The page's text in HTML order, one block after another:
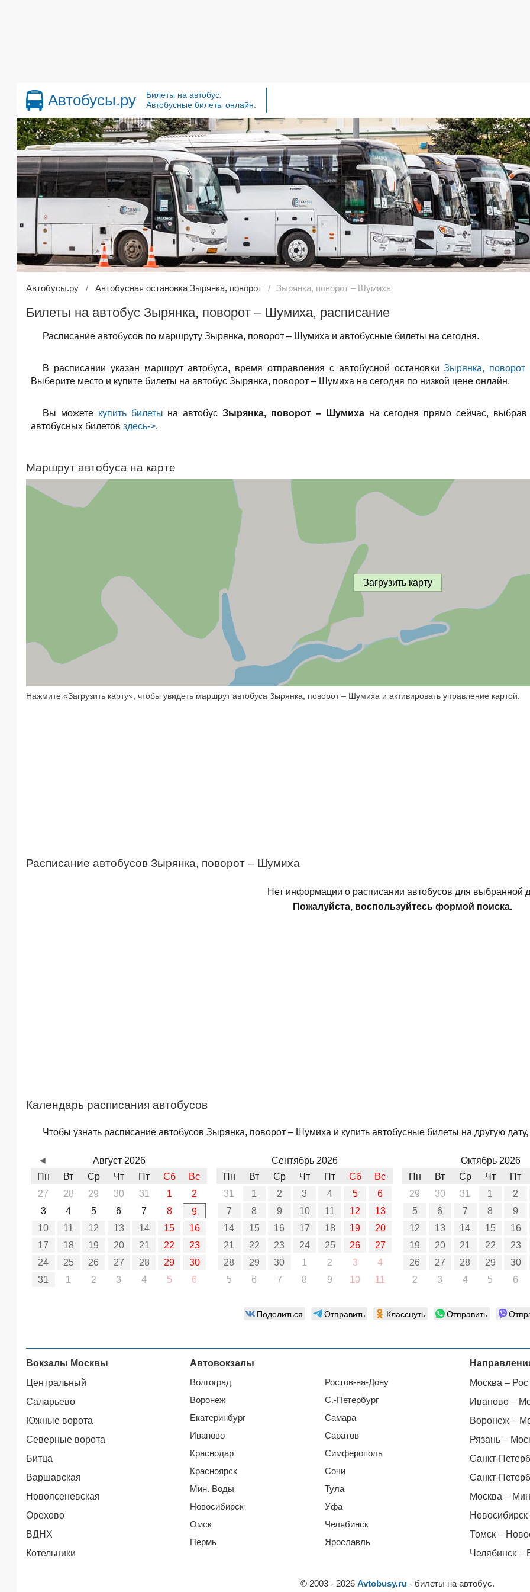
Автобусы.ру
Билеты на автобус.
Автобусные билеты онлайн.
Автобусы.ру Автобусная остановка Зырянка, поворот Зырянка, поворот – Шумиха
Билеты на автобус Зырянка, поворот – Шумиха, расписание
Расписание автобусов по маршруту Зырянка, поворот – Шумиха и автобусные билеты на сегодня.
В расписании указан маршрут автобуса, время отправления с автобусной остановкиЗырянка, поворот
Выберите место и купите билеты на автобус Зырянка, поворот – Шумиха на сегодня по низкой цене онлайн.
Вы можете купить билеты на автобусЗырянка, поворот – Шумихана сегодня прямо сейчас,
автобусных билетов здесь->.
Маршрут автобуса на карте
Загрузить карту
Нажмите «Загрузить карту», чтобы увидеть маршрут автобуса Зырянка, поворот – Шумиха и активировать управление картой.
Расписание автобусов Зырянка, поворот – Шумиха
Нет информации о расписании автобусов для выбранной
Пожалуйста, воспользуйтесь формой поиска.
Календарь расписания автобусов
Чтобы узнать расписание автобусов Зырянка, поворот – Шумиха и купить автобусные билеты на другую
Август 2026
Пн
Вт Ср Чт Пт Сб
Вс
27
28 29 30 31 1
2
3
4 5 6 7 8
9
10
11 12 13 14 15
16
17
18 19 20 21 22
23
24
25 26 27 28 29
30
31
1 2 3 4 5 6
Сентябрь 2026
Пн
Вт Ср Чт Пт Сб
Вс
31
1 2 3 4 5
6
7
8 9 10 11 12
13
14
15 16 17 18 19
20
21
22 23 24 25 26
27
28
29 30 1 2 3
4
5
6 7 8 9 10 11
Октябрь 2026
Пн
Вт Ср Чт
Пт
29
30 31 1
2
5
6 7 8
9
12
13 14 15
16
19
20 21 22
23
26
27 28 29
30
2
3 4 5 6
◄
Поделиться Отправить Класснуть Отправить
Вокзалы Москвы
Центральный
Саларьево
Южные ворота
Северные ворота
Битца
Варшавская
Новоясеневская
Орехово
ВДНХ
Котельники
Автовокзалы
Волгоград
Воронеж
Екатеринбург
Иваново
Краснодар
Красноярск
Мин. Воды
Новосибирск
Омск
Пермь
Ростов-на-Дону
С.-Петербург
Самара
Саратов
Симферополь
Сочи
Тула
Уфа
Челябинск
Ярославль
Москва –
Иваново –
Воронеж –
Рязань –
Санкт-
Санкт-
Москва –
Томск –
Челябинск –
© 2003 - 2026 Avtobusy.ru - билеты на автобус.